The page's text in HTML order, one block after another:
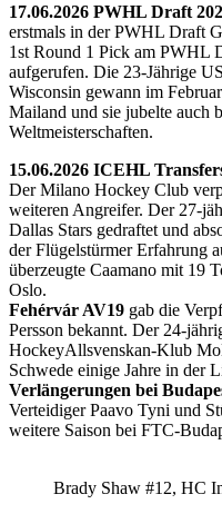
17.06.2026 PWHL Draft
erstmals in der PWHL Draft
1st Round 1 Pick am PWHL
aufgerufen. Die 23-Jährige
Wisconsin gewann im
Mailand und sie jubelte auch
Weltmeisterschaften.
15.06.2026 ICEHL
Der Milano Hockey Club
weiteren Angreifer. Der 27-
Dallas Stars gedraftet und
der Flügelstürmer Erfahrung
überzeugte Caamano mit 19
Oslo.
Fehérvár AV19 gab die
Persson bekannt. Der 24-
HockeyAllsvenskan-Klub
Schwede einige Jahre in der
Verlängerungen bei
Verteidiger Paavo Tyni und
weitere Saison bei FTC-
Brady Shaw #12, HC